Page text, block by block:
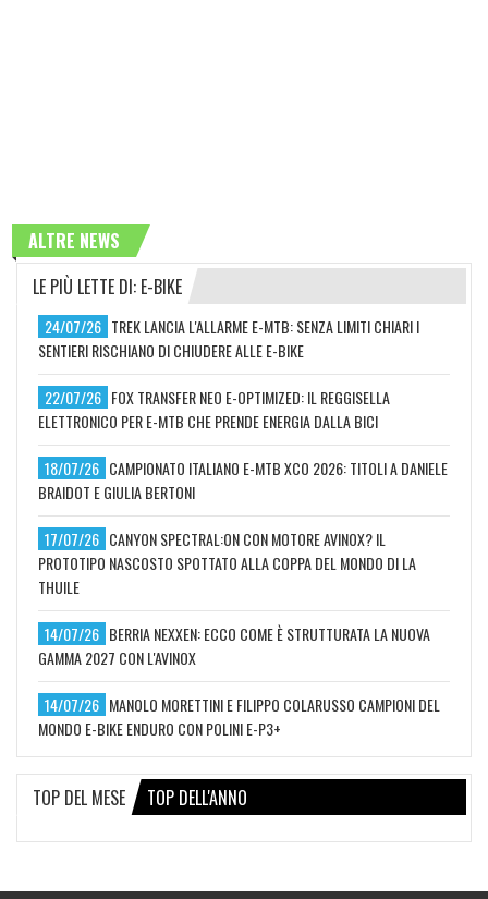
ALTRE NEWS
LE PIÙ LETTE DI: E-BIKE
24/07/26 TREK LANCIA L'ALLARME E-MTB: SENZA LIMITI CHIARI I
SENTIERI RISCHIANO DI CHIUDERE ALLE E-BIKE
22/07/26 FOX TRANSFER NEO E-OPTIMIZED: IL REGGISELLA
ELETTRONICO PER E-MTB CHE PRENDE ENERGIA DALLA BICI
18/07/26 CAMPIONATO ITALIANO E-MTB XCO 2026: TITOLI A DANIELE
BRAIDOT E GIULIA BERTONI
17/07/26 CANYON SPECTRAL:ON CON MOTORE AVINOX? IL
PROTOTIPO NASCOSTO SPOTTATO ALLA COPPA DEL MONDO DI LA
THUILE
14/07/26 BERRIA NEXXEN: ECCO COME È STRUTTURATA LA NUOVA
GAMMA 2027 CON L'AVINOX
14/07/26 MANOLO MORETTINI E FILIPPO COLARUSSO CAMPIONI DEL
MONDO E-BIKE ENDURO CON POLINI E-P3+
TOP DEL MESE TOP DELL'ANNO